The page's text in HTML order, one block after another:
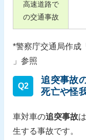
高速道路で
の交通事故
*警察庁交通局作成
」参照
Q2
追突事故
死亡や怪
車対車の追突事故
生する事故です。